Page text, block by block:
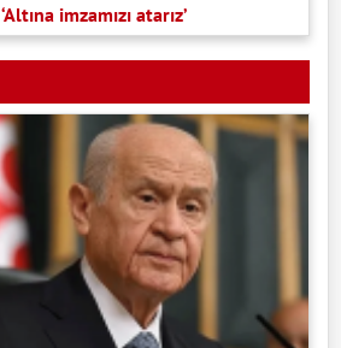
dikkat çeken yanıt: ‘Altına imzamızı atarız’